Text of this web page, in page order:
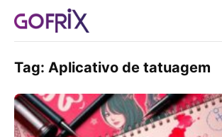
Tag: Aplicativo de tatuagem